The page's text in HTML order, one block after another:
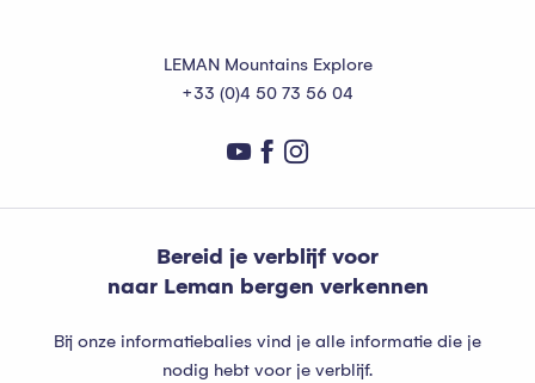
LEMAN Mountains Explore
+33 (0)4 50 73 56 04
Bereid je verblijf voor
naar Leman bergen verkennen
Bij onze informatiebalies vind je alle informatie die je
nodig hebt voor je verblijf.